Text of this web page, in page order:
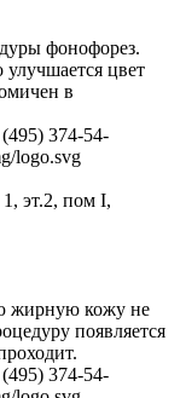
фонофорез.
улучшается цвет
в
374-54-
logo.svg
эт.2, пом I,
жирную кожу не
появляется
374-54-